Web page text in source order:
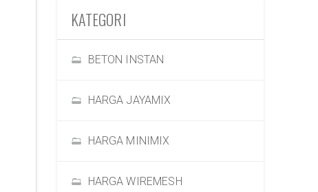
KATEGORI
BETON INSTAN
HARGA JAYAMIX
HARGA MINIMIX
HARGA WIREMESH